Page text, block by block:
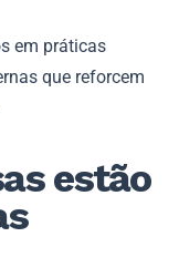
em práticas
que reforcem
estão